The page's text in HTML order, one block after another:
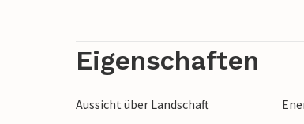
zu lesen. Am Abend können Sie
Lild Strand ist ein kleiner
überzeugt. Verbringen Sie
Eigenschaften
Aussicht über Landschaft